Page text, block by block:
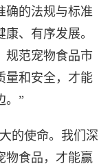
确的法规与标准
、有序发展。
规范宠物食品市
量和安全，才能
。”
的使命。我们深
物食品，才能赢